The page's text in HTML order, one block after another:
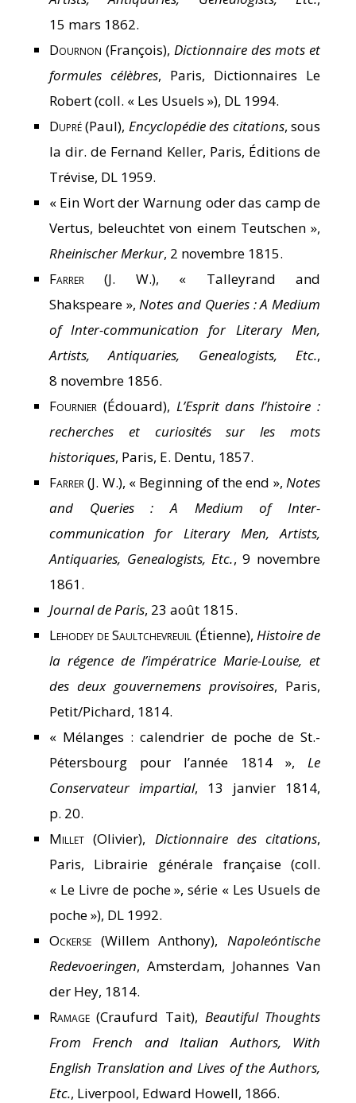
15 mars 1862.
Dournon (François), Dictionnaire des mots et
formules célèbres, Paris, Dictionnaires Le
Robert (coll. « Les Usuels »), DL 1994.
Dupré(Paul), Encyclopédie des citations, sous
la dir. de Fernand Keller, Paris, Éditions de
Trévise, DL 1959.
« Ein Wort der Warnung oder das camp de
Vertus, beleuchtet von einem Teutschen »,
Rheinischer Merkur, 2 novembre 1815.
Farrer(J. W.), « Talleyrand and
Shakspeare »,Notes and Queries : A Medium
of Inter-communication for Literary Men,
Artists, Antiquaries, Genealogists, Etc.,
8 novembre 1856.
Fournier(Édouard), L’Esprit dans l’histoire :
recherches et curiosités sur les mots
historiques, Paris, E. Dentu, 1857.
Farrer(J. W.), « Beginning of the end »,Notes
and Queries : A Medium of Inter-
communication for Literary Men, Artists,
Antiquaries, Genealogists, Etc., 9 novembre
1861.
Journal de Paris, 23 août 1815.
Lehodey de Saultchevreuil (Étienne), Histoire de
la régence de l’impératrice Marie-Louise, et
des deux gouvernemens provisoires, Paris,
Petit/Pichard, 1814.
« Mélanges : calendrier de poche de St.-
Pétersbourg pour l’année 1814 »,Le
Conservateur impartial, 13 janvier 1814,
p. 20.
Millet(Olivier), Dictionnaire des citations,
Paris, Librairie générale française (coll.
« Le Livre de poche », série « Les Usuels de
poche »), DL 1992.
Ockerse(Willem Anthony),Napoleóntische
Redevoeringen, Amsterdam, Johannes Van
der Hey, 1814.
Ramage(Craufurd Tait), Beautiful Thoughts
From French and Italian Authors, With
English Translation and Lives of the Authors,
Etc., Liverpool, Edward Howell, 1866.